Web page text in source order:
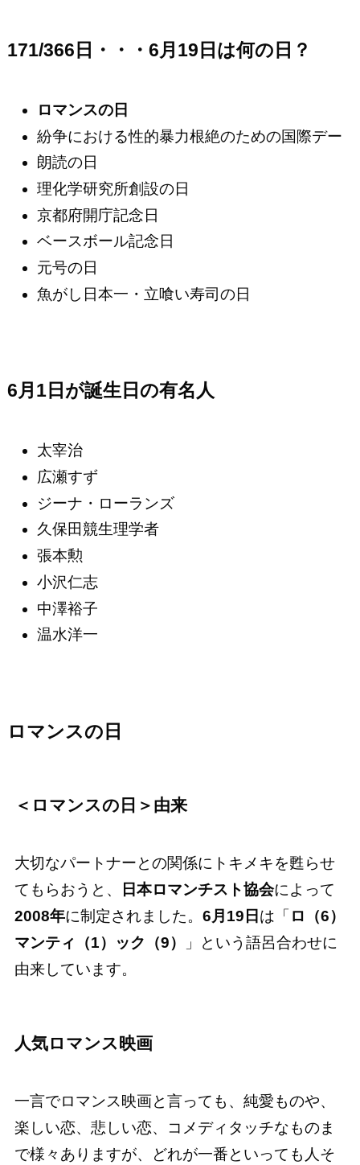
171/366日・・・6月19日は何の日？
ロマンスの日
紛争における性的暴力根絶のための国際デー
朗読の日
理化学研究所創設の日
京都府開庁記念日
ベースボール記念日
元号の日
魚がし日本一・立喰い寿司の日
6月1日が誕生日の有名人
太宰治
広瀬すず
ジーナ・ローランズ
久保田競生理学者
張本勲
小沢仁志
中澤裕子
温水洋一
ロマンスの日
＜ロマンスの日＞由来
大切なパートナーとの関係にトキメキを甦らせ
てもらおうと、
日本ロマンチスト協会によって
2008年に制定されました。 6月19日 は「 ロ（6）
マンティ（1）ック（9）
」という語呂合わせに
由来しています。
人気ロマンス映画
一言でロマンス映画と言っても、純愛ものや、
楽しい恋、悲しい恋、コメディタッチなものま
で様々ありますが、どれが一番といっても人そ